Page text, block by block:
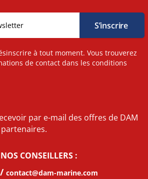
à tout moment. Vous trouverez
de contact dans les conditions
par e-mail des offres de DAM
CONSEILLERS :
contact@dam-marine.com